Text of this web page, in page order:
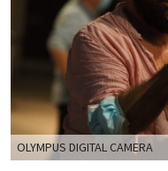
OLYMPUS DIGITAL CAMERA